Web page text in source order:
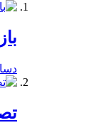
دسامبر